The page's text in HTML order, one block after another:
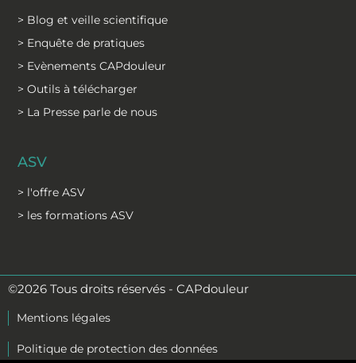
> Blog et veille scientifique
> Enquête de pratiques
> Evènements CAPdouleur
> Outils à télécharger
> La Presse parle de nous
ASV
> l'offre ASV
> les formations ASV
©2026 Tous droits réservés - CAPdouleur
Mentions légales
Politique de protection des données